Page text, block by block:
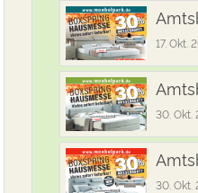
17. Okt.
30. Okt.
30. Okt.